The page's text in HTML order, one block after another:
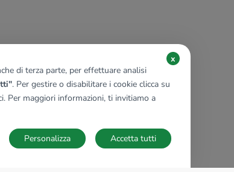
di terza parte, per effettuare analisi
. Per gestire o disabilitare i cookie clicca su
Per maggiori informazioni, ti invitiamo a
x
Accetta tutti
Personalizza